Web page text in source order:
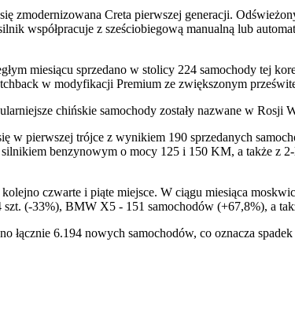
zmodernizowana Creta pierwszej generacji.
współpracuje z sześciobiegową manualną lub
miesiącu sprzedano w stolicy 224 samochody tej
w modyfikacji Premium ze zwiększonym
chińskie samochody zostały nazwane w Rosji
w pierwszej trójce z wynikiem 190 sprzedanych
benzynowym o mocy 125 i 150 KM, a także z
czwarte i piąte miejsce. W ciągu miesiąca
(-33%), BMW X5 - 151 samochodów (+67,8%), a
łącznie 6.194 nowych samochodów, co oznacza